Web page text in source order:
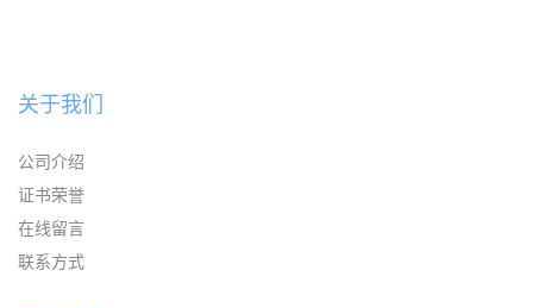
关于我们
公司介绍
证书荣誉
在线留言
联系方式